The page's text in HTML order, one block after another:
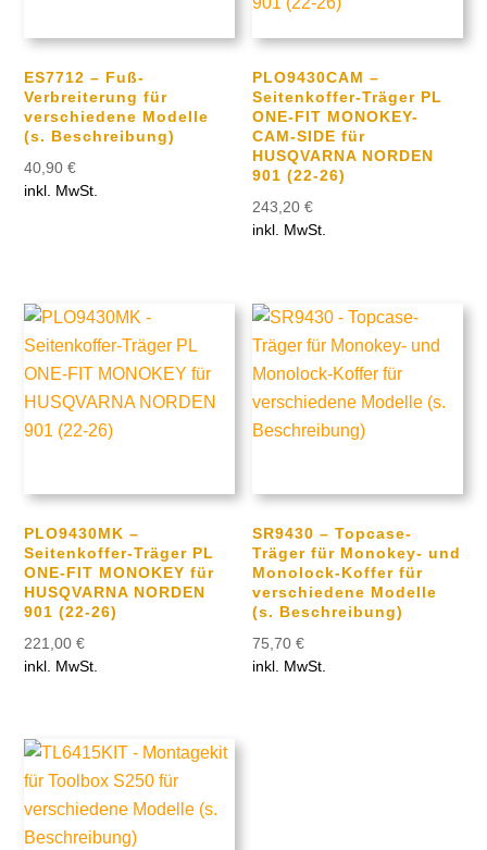
ES7712 – Fuß-
Verbreiterung für
verschiedene Modelle
(s. Beschreibung)
40,90€
inkl. MwSt.
PLO9430CAM –
Seitenkoffer-Träger PL
ONE-FIT MONOKEY-
CAM-SIDE für
HUSQVARNA NORDEN
901 (22-26)
243,20€
inkl. MwSt.
PLO9430MK –
Seitenkoffer-Träger PL
ONE-FIT MONOKEY für
HUSQVARNA NORDEN
901 (22-26)
221,00€
inkl. MwSt.
SR9430 – Topcase-
Träger für Monokey- und
Monolock-Koffer für
verschiedene Modelle
(s. Beschreibung)
75,70€
inkl. MwSt.